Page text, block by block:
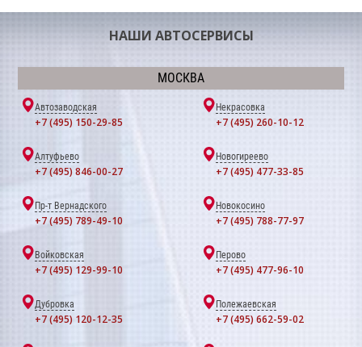
НАШИ АВТОСЕРВИСЫ
МОСКВА
Автозаводская
+7 (495) 150-29-85
Некрасовка
+7 (495) 260-10-12
Алтуфьево
+7 (495) 846-00-27
Новогиреево
+7 (495) 477-33-85
Пр-т Вернадского
+7 (495) 789-49-10
Новокосино
+7 (495) 788-77-97
Войковская
+7 (495) 129-99-10
Перово
+7 (495) 477-96-10
Дубровка
+7 (495) 120-12-35
Полежаевская
+7 (495) 662-59-02